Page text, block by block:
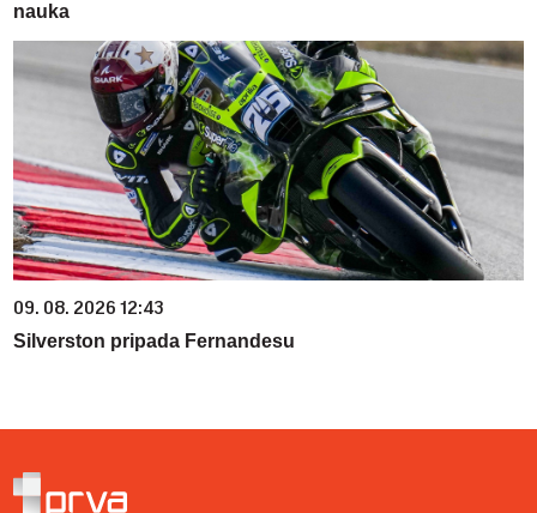
nauka
09. 08. 2026 12:43
Silverston pripada Fernandesu